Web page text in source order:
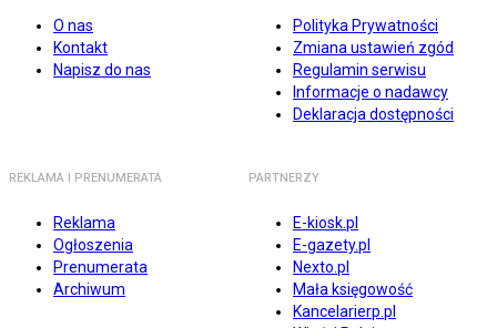
O nas
Kontakt
Napisz do nas
Polityka Prywatności
Zmiana ustawień zgód
Regulamin serwisu
Informacje o nadawcy
Deklaracja dostępności
REKLAMA I PRENUMERATA
Reklama
Ogłoszenia
Prenumerata
Archiwum
PARTNERZY
E-kiosk.pl
E-gazety.pl
Nexto.pl
Mała księgowość
Kancelarierp.pl